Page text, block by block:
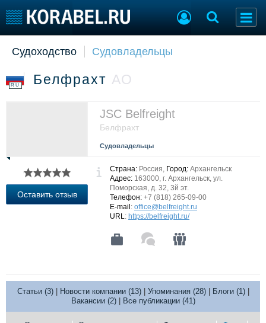
Судостроение
Новости
Реклама
Торговая площадка
Продажа флота
Изделия
Материалы
Конференции
Выставки и семинары
Флот
Галерея флота
Форум
Отзывы
Судоходство Судовладельцы
RU Белфрахт АО
JSC Belfreight
Белфрахт
Судовладельцы
Оставить отзыв
Страна: Россия, Город: Архангельск
Адрес: 163000, г. Архангельск, ул.
Поморская, д. 32, 3й эт.
Телефон: +7 (818) 265-09-00
E-mail : office@belfreight.ru
URL: https://belfreight.ru/
Статьи (3)| Новости компании (13)| Упоминания (28)| Блоги (1)|
Вакансии (2)| Все публикации (41)